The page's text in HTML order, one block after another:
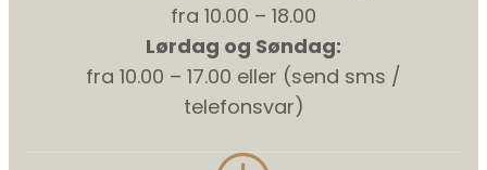
fra 10.00 – 18.00
Lørdag og Søndag:
fra 10.00 – 17.00 eller (send sms /
telefonsvar)